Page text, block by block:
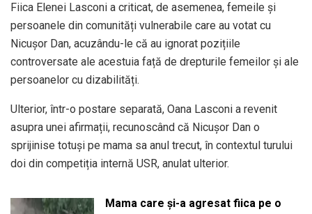
Fiica Elenei Lasconi a criticat, de asemenea, femeile și
persoanele din comunități vulnerabile care au votat cu
Nicușor Dan, acuzându-le că au ignorat pozițiile
controversate ale acestuia față de drepturile femeilor și ale
persoanelor cu dizabilități.
Ulterior, într-o postare separată, Oana Lasconi a revenit
asupra unei afirmații, recunoscând că Nicușor Dan o
sprijinise totuși pe mama sa anul trecut, în contextul turului
doi din competiția internă USR, anulat ulterior.
Mama care și-a agresat fiica pe o